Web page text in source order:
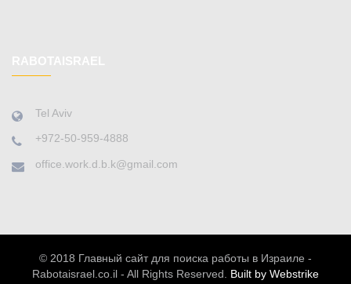
Tel Aviv
+972-50-959-4888
office.work.d.b.k@gmail.com
© 2018 Главный сайт для поиска работы в Израиле -
Rabotaisrael.co.il - All Rights Reserved. Built by Webstrike